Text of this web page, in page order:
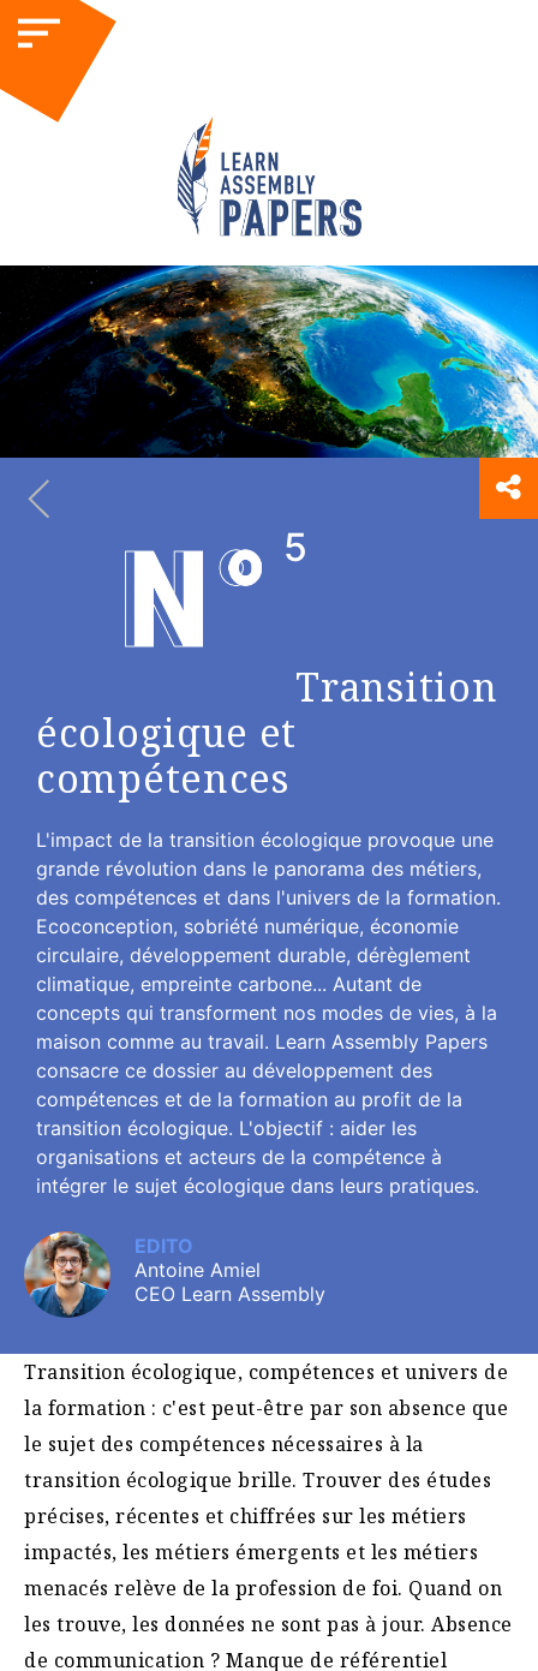
5
Transition
écologique et
compétences
L'impact de la transition écologique provoque une
grande révolution dans le panorama des métiers,
des compétences et dans l'univers de la formation.
Ecoconception, sobriété numérique, économie
circulaire, développement durable, dérèglement
climatique, empreinte carbone... Autant de
concepts qui transforment nos modes de vies, à la
maison comme au travail. Learn Assembly Papers
consacre ce dossier au développement des
compétences et de la formation au profit de la
transition écologique. L'objectif : aider les
organisations et acteurs de la compétence à
intégrer le sujet écologique dans leurs pratiques.
EDITO
Antoine Amiel
CEO Learn Assembly
Transition écologique, compétences et univers de
la formation : c'est peut-être par son absence que
le sujet des compétences nécessaires à la
transition écologique brille. Trouver des études
précises, récentes et chiffrées sur les métiers
impactés, les métiers émergents et les métiers
menacés relève de la profession de foi. Quand on
les trouve, les données ne sont pas à jour. Absence
de communication ? Manque de référentiel